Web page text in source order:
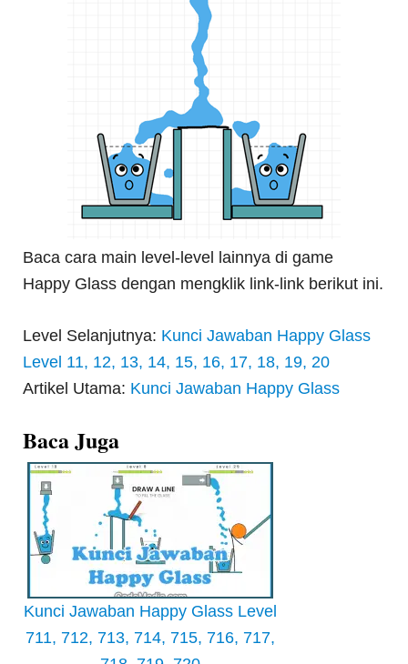
Baca cara main level-level lainnya di game
Happy Glass dengan mengklik link-link berikut ini.
Level Selanjutnya: Kunci Jawaban Happy Glass
Level 11, 12, 13, 14, 15, 16, 17, 18, 19, 20
Artikel Utama: Kunci Jawaban Happy Glass
Baca Juga
Kunci Jawaban Happy Glass Level
711, 712, 713, 714, 715, 716, 717,